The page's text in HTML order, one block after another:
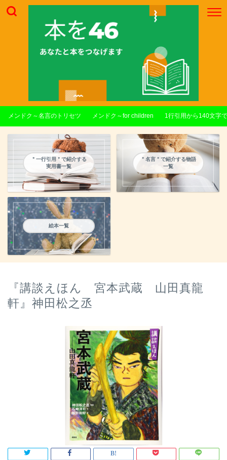
メンドク～名言のトリセツ メンドク～for children 1行引用から140文字
＂一行引用＂で紹介する
実用書一覧
＂名言＂で紹介する物語
一覧
絵本一覧
『講談えほん 宮本武蔵 山田真龍
軒』神田松之丞